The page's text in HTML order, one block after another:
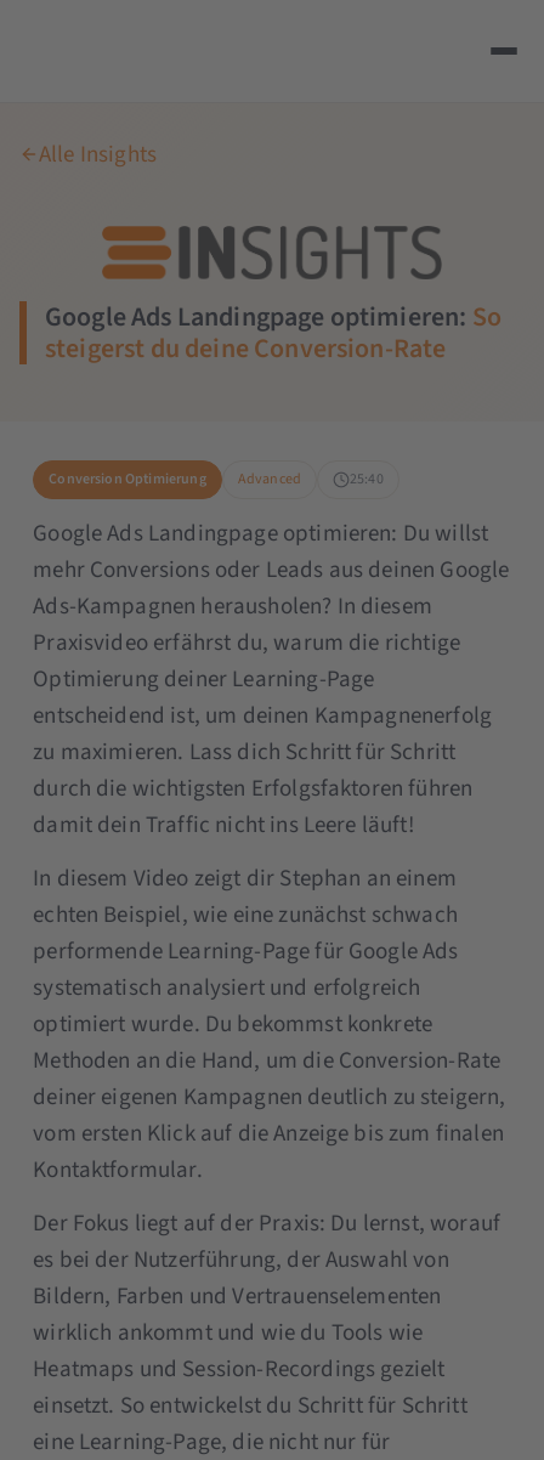
Alle Insights
Google Ads Landingpage optimieren: So
steigerst du deine Conversion-Rate
Conversion Optimierung Advanced 25:40
Google Ads Landingpage optimieren: Du willst
mehr Conversions oder Leads aus deinen Google
Ads-Kampagnen herausholen? In diesem
Praxisvideo erfährst du, warum die richtige
Optimierung deiner Learning-Page
entscheidend ist, um deinen Kampagnenerfolg
zu maximieren. Lass dich Schritt für Schritt
durch die wichtigsten Erfolgsfaktoren führen
damit dein Traffic nicht ins Leere läuft!
In diesem Video zeigt dir Stephan an einem
echten Beispiel, wie eine zunächst schwach
performende Learning-Page für Google Ads
systematisch analysiert und erfolgreich
optimiert wurde. Du bekommst konkrete
Methoden an die Hand, um die Conversion-Rate
deiner eigenen Kampagnen deutlich zu steigern,
vom ersten Klick auf die Anzeige bis zum finalen
Kontaktformular.
Der Fokus liegt auf der Praxis: Du lernst, worauf
es bei der Nutzerführung, der Auswahl von
Bildern, Farben und Vertrauenselementen
wirklich ankommt und wie du Tools wie
Heatmaps und Session-Recordings gezielt
einsetzt. So entwickelst du Schritt für Schritt
eine Learning-Page, die nicht nur für